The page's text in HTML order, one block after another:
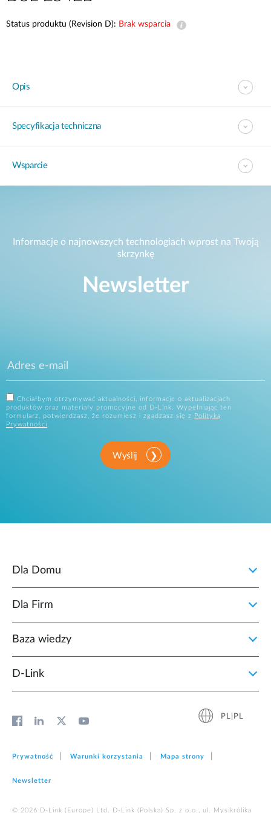
Status produktu (Revision D): Brak wsparcia
Opis
Specyfikacja techniczna
Wsparcie
Informacje o najnowszych technologiach wprost na Twoją
skrzynkę
Newsletter
Chciałbym otrzymywać aktualności, informacje o aktualizacjach
produktów oraz materiały promocyjne od D-Link. Wypełniając ten
formularz, potwierdzasz, że rozumiesz i zgadzasz się z
Polityką
Prywatności.
Wyślij
Dla Domu
Dla Firm
Baza wiedzy
D‑Link
PL|PL
Prywatność Warunki korzystania Mapa strony
Newsletter
© 2026 D‑Link (Europe) Ltd. D-Link (Polska) Sp. z o.o., ul. Mysikrólika